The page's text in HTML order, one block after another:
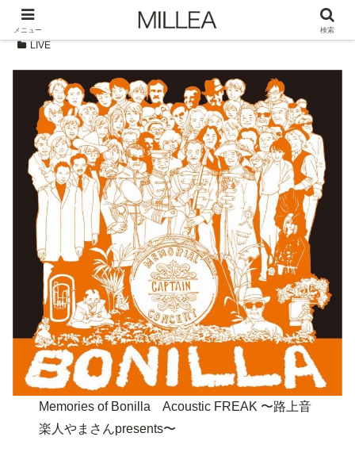
LIVE
Memories of Bonilla Acoustic FREAK 〜路上音
楽人やまさんpresents〜
メニュー 検索